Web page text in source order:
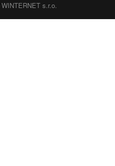
WINTERNET s.r.o.